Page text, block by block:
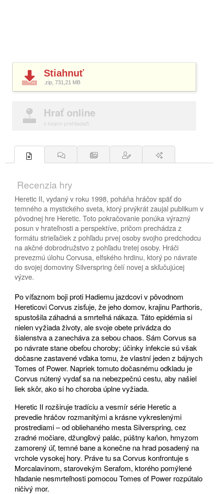
Stiahnuť
.zip, 731,21 MB
Hrať online
v tvojom prehliadači
Recenzia hry
Heretic II, vydaný v roku 1998, poháňa hráčov späť do
temného a mystického sveta, ktorý prvýkrát zaujal publikum v
pôvodnej hre Heretic. Toto pokračovanie ponúka výrazný
posun v hrateľnosti a perspektíve, pričom prechádza z
formátu strieľačiek z pohľadu prvej osoby svojho predchodcu
na akčné dobrodružstvo z pohľadu tretej osoby. Hráči
prevezmú úlohu Corvusa, elfského hrdinu, ktorý po návrate
do svojej domoviny Silverspring čelí novej a skľučujúcej
výzve.
Po víťaznom boji proti Hadiemu jazdcovi v pôvodnom
Hereticovi Corvus zisťuje, že jeho domov, krajinu Parthoris,
spustošila záhadná a smrteľná nákaza. Táto epidémia si
nielen vyžiada životy, ale svoje obete privádza do
šialenstva a zanecháva za sebou chaos. Sám Corvus sa
po návrate stane obeťou choroby; účinky infekcie sú však
dočasne zastavené vďaka tomu, že vlastní jeden z bájnych
Tomes of Power. Napriek tomuto dočasnému odkladu je
Corvus nútený vydať sa na nebezpečnú cestu, aby našiel
liek skôr, ako si ho choroba úplne vyžiada.
Heretic II rozširuje tradíciu a vesmír série Heretic a
prevedie hráčov rozmanitými a krásne vykreslenými
prostrediami – od obliehaného mesta Silverspring, cez
zradné močiare, džungľový palác, púštny kaňon, hmyzom
zamorený úľ, temné bane a konečne na hrad posadený na
vrchole vysokej hory. Práve tu sa Corvus konfrontuje s
Morcalavinom, starovekým Serafom, ktorého pomýlené
hľadanie nesmrteľnosti pomocou Tomes of Power rozpútalo
ničivý mor.